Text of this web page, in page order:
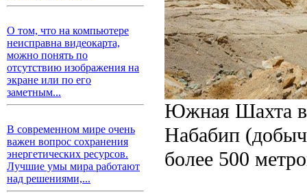
О том, что на компьютере
неисправна видеокарта,
можно понять по
отсутствию изображения на
экране или по его
заметным...
В современном мире очень
важен вопрос сохранения
энергетических ресурсов.
Лучшие умы мира работают
над решениями,...
Южная Шахта в
Набабип
более 500